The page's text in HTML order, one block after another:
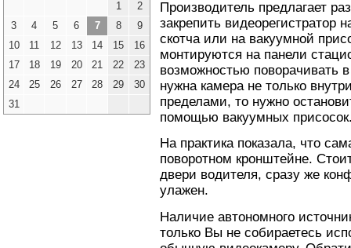
1
2
3
4 5 6 7 8
9
10
11 12 13 14 15
16
17
18 19 20 21 22
23
24
25 26 27 28 29
30
31
Производитель предлагает
закрепить видеорегистратор
скотча или на вакуумной
монтируются на панели
возможностью поворачивать
нужна камера не только
пределами, то нужно
помощью вакуумных
На практика показала, что
поворотном кронштейне.
двери водителя, сразу же
улажен.
Наличие автономного
только Вы не собираетесь